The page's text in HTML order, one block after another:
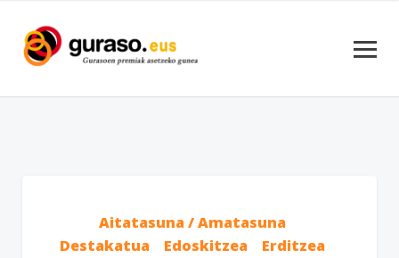
Aitatasuna / Amatasuna
Destakatua
Edoskitzea
Erditzea